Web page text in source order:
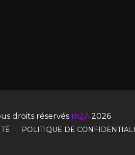
droits réservés m2A2026
POLITIQUE DE